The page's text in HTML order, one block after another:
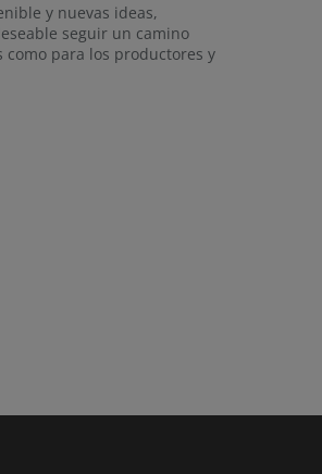
y nuevas ideas,
seguir un camino
para los productores y